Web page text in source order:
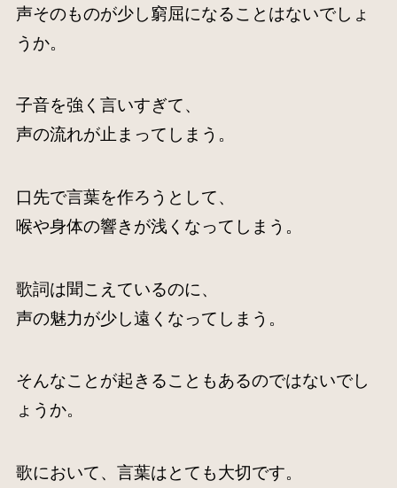
声そのものが少し窮屈になることはないでしょ
うか。
子音を強く言いすぎて、
声の流れが止まってしまう。
口先で言葉を作ろうとして、
喉や身体の響きが浅くなってしまう。
歌詞は聞こえているのに、
声の魅力が少し遠くなってしまう。
そんなことが起きることもあるのではないでし
ょうか。
歌において、言葉はとても大切です。